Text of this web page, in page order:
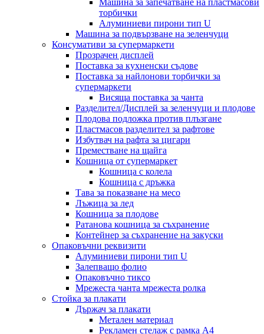
Машина за запечатване на пластмасови
торбички
Алуминиеви пирони тип U
Машина за подвързване на зеленчуци
Консумативи за супермаркети
Прозрачен дисплей
Поставка за кухненски съдове
Поставка за найлонови торбички за
супермаркети
Висяща поставка за чанта
Разделител/Дисплей за зеленчуци и плодове
Плодова подложка против плъзгане
Пластмасов разделител за рафтове
Избутвач на рафта за цигари
Преместване на щайга
Кошница от супермаркет
Кошница с колела
Кошница с дръжка
Тава за показване на месо
Лъжица за лед
Кошница за плодове
Ратанова кошница за съхранение
Контейнер за съхранение на закуски
Опаковъчни реквизити
Алуминиеви пирони тип U
Залепващо фолио
Опаковъчно тиксо
Мрежеста чанта мрежеста ролка
Стойка за плакати
Държач за плакати
Метален материал
Рекламен стелаж с рамка А4